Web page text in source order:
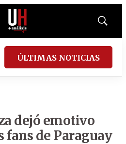
Mostrar
ÚLTIMAS NOTICIAS
dejó emotivo
fans de Paraguay